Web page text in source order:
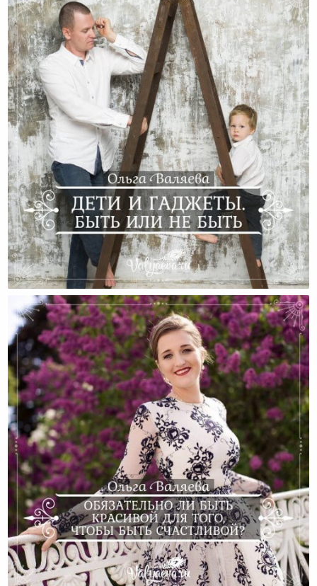
Дети И Гаджеты. Быть Или Не Быть
Обязательно Ли Быть Красивой Для Того, Чтобы